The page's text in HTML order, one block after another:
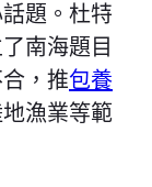
題。杜特
南海題目
，推包養
漁業等範